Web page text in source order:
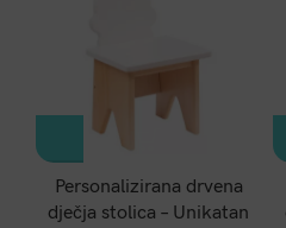
Personalizirana drvena
dječja stolica – Unikatan